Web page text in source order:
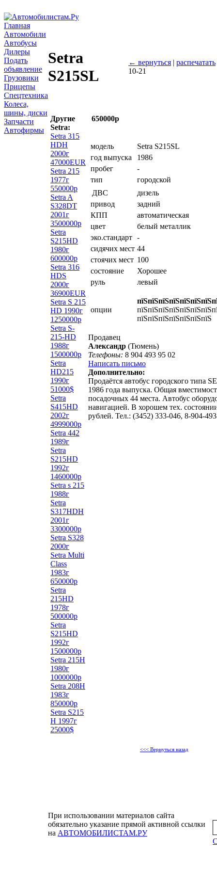
Главная
Автомобили
Автобусы
Дилеры
Подать
объявление
Грузовики
Прицепы
Спецтехника
Колеса,
шины, диски
Запчасти
Автофирмы
Setra
S215SL
← вернуться | распечатать
10-21
Другие
Setra:
Setra 315
HDH
2000г
47000EUR
Setra 215
1977г
550000р
Setra A
S328DT
2001г
3500000р
Setra
S215HD
1980г
600000р
Setra 316
HDS
2000г
36900EUR
Setra S 215
HD 1990г
1250000р
Setra S-
215-HD
1988г
1500000р
Setra
HD215
1990г
51000$
Setra
S415HD
2002г
4999000р
Setra 442
1989г
Setra
S215HD
1992г
1460000р
Setra s 215
1988г
Setra
S317HDH
2001г
3300000р
Setra S328
2000г
Setra Multi
Class
1983г
650000р
Setra
215HD
1978г
500000р
Setra
S215HD
1992г
1500000р
Setra 215H
1980г
1000000р
Setra 208H
1983г
850000р
Setra S215
H 1997г
25000$
650000р
модель
Setra S215SL
год выпуска
1986
пробег
-
тип
городской
ДВС
дизель
привод
задний
КПП
автоматическая
цвет
белый металлик
эко.стандарт -
сидячих мест 44
стоячих мест 100
состояние
Хорошее
руль
левый
опции
пїЅпїЅпїЅпїЅпїЅпїЅпїЅ
Продавец
Александр (Тюмень)
Телефоны: 8 904 493 95 02
Написать письмо
Дополнительно:
Продаётся автобус городского типа
1986 года выпуска. Общая
посадочных 44 места. Автобус
навигацией. В хорошем тех.
рублей. Тел.: (3452) 333-046, 8-904-
<<< Вернуться назад
При использовании материалов сайта
обязательно указание прямой активной ссылки
на АВТОМОБИЛИСТАМ.РУ